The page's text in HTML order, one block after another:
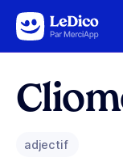
Aller au contenu
adjectif